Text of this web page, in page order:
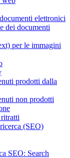
elettronici
dei documenti
per le immagini
prodotti dalla
non prodotti
(SEO)
SEO: Search